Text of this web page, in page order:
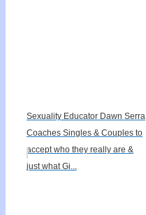
Sexuality Educator Dawn Serra
Coaches Singles & Couples to
accept who they really are &
just what Gi...